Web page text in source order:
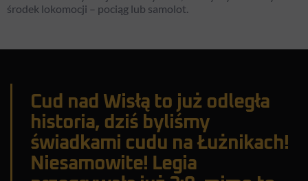
środek lokomocji – pociąg lub samolot.
Cud nad Wisłą to już odległa
historia, dziś byliśmy
świadkami cudu na Łużnikach!
Niesamowite! Legia